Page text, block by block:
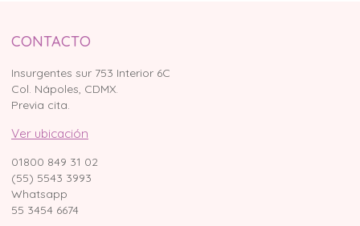
CONTACTO
Insurgentes sur 753 Interior 6C
Col. Nápoles, CDMX.
Previa cita.
Ver ubicación
01800 849 31 02
(55) 5543 3993
Whatsapp
55 3454 6674